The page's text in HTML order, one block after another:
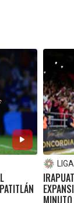
MINUTO